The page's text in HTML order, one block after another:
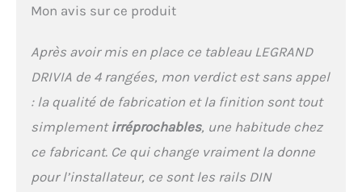
Mon avis sur ce produit
Après avoir mis en place ce tableau LEGRAND
DRIVIA de 4 rangées, mon verdict est sans appel
: la qualité de fabrication et la finition sont tout
simplement irréprochables, une habitude chez
ce fabricant. Ce qui change vraiment la donne
pour l’installateur, ce sont les rails DIN